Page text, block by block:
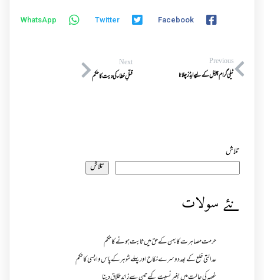
Facebook
Twitter
WhatsApp
Previous
ٹیلی گرام چینل کے لیے ایڈز چلانا
Next
قتلِ خطاء کی دیت کا حکم
تلاش
تلاش
نئے سولات
حرمت مصاہرت کا بہن کے حق میں ثابت ہونے کا حکم
عدالتی خلع کے بعد دوسرے نکاح اور پہلے شوہر کے پاس واپسی کا حکم